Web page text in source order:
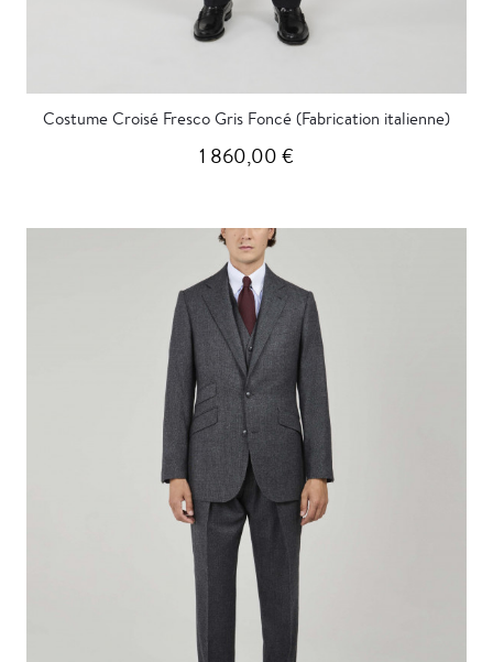
Costume Croisé Fresco Gris Foncé (Fabrication italienne)
1 860,00 €